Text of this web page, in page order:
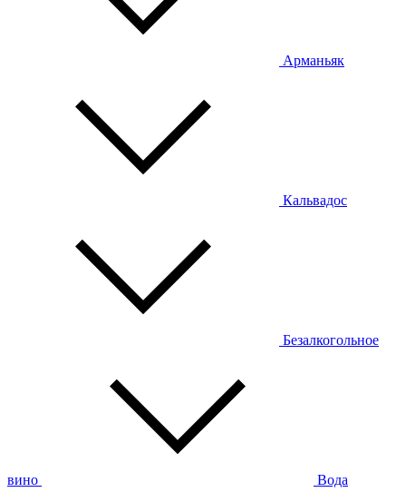
Арманьяк
Кальвадос
Безалкогольное
вино Вода